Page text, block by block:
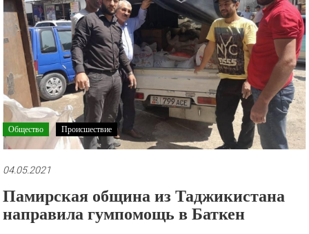
рекламные
ролики
и
презентации.
Общество Происшествие
04.05.2021
Памирская община из Таджикистана
направила гумпомощь в Баткен